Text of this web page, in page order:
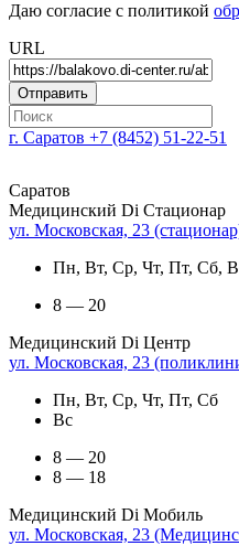
Даю согласие с политикой
URL
г. Саратов +7 (8452) 51-22-51
Саратов
Медицинский Di Стационар
ул. Московская, 23
Пн, Вт, Ср, Чт, Пт, Сб,
8 — 20
Медицинский Di Центр
ул. Московская, 23
Пн, Вт, Ср, Чт, Пт, Сб
Вс
8 — 20
8 — 18
Медицинский Di Мобиль
ул. Московская, 23